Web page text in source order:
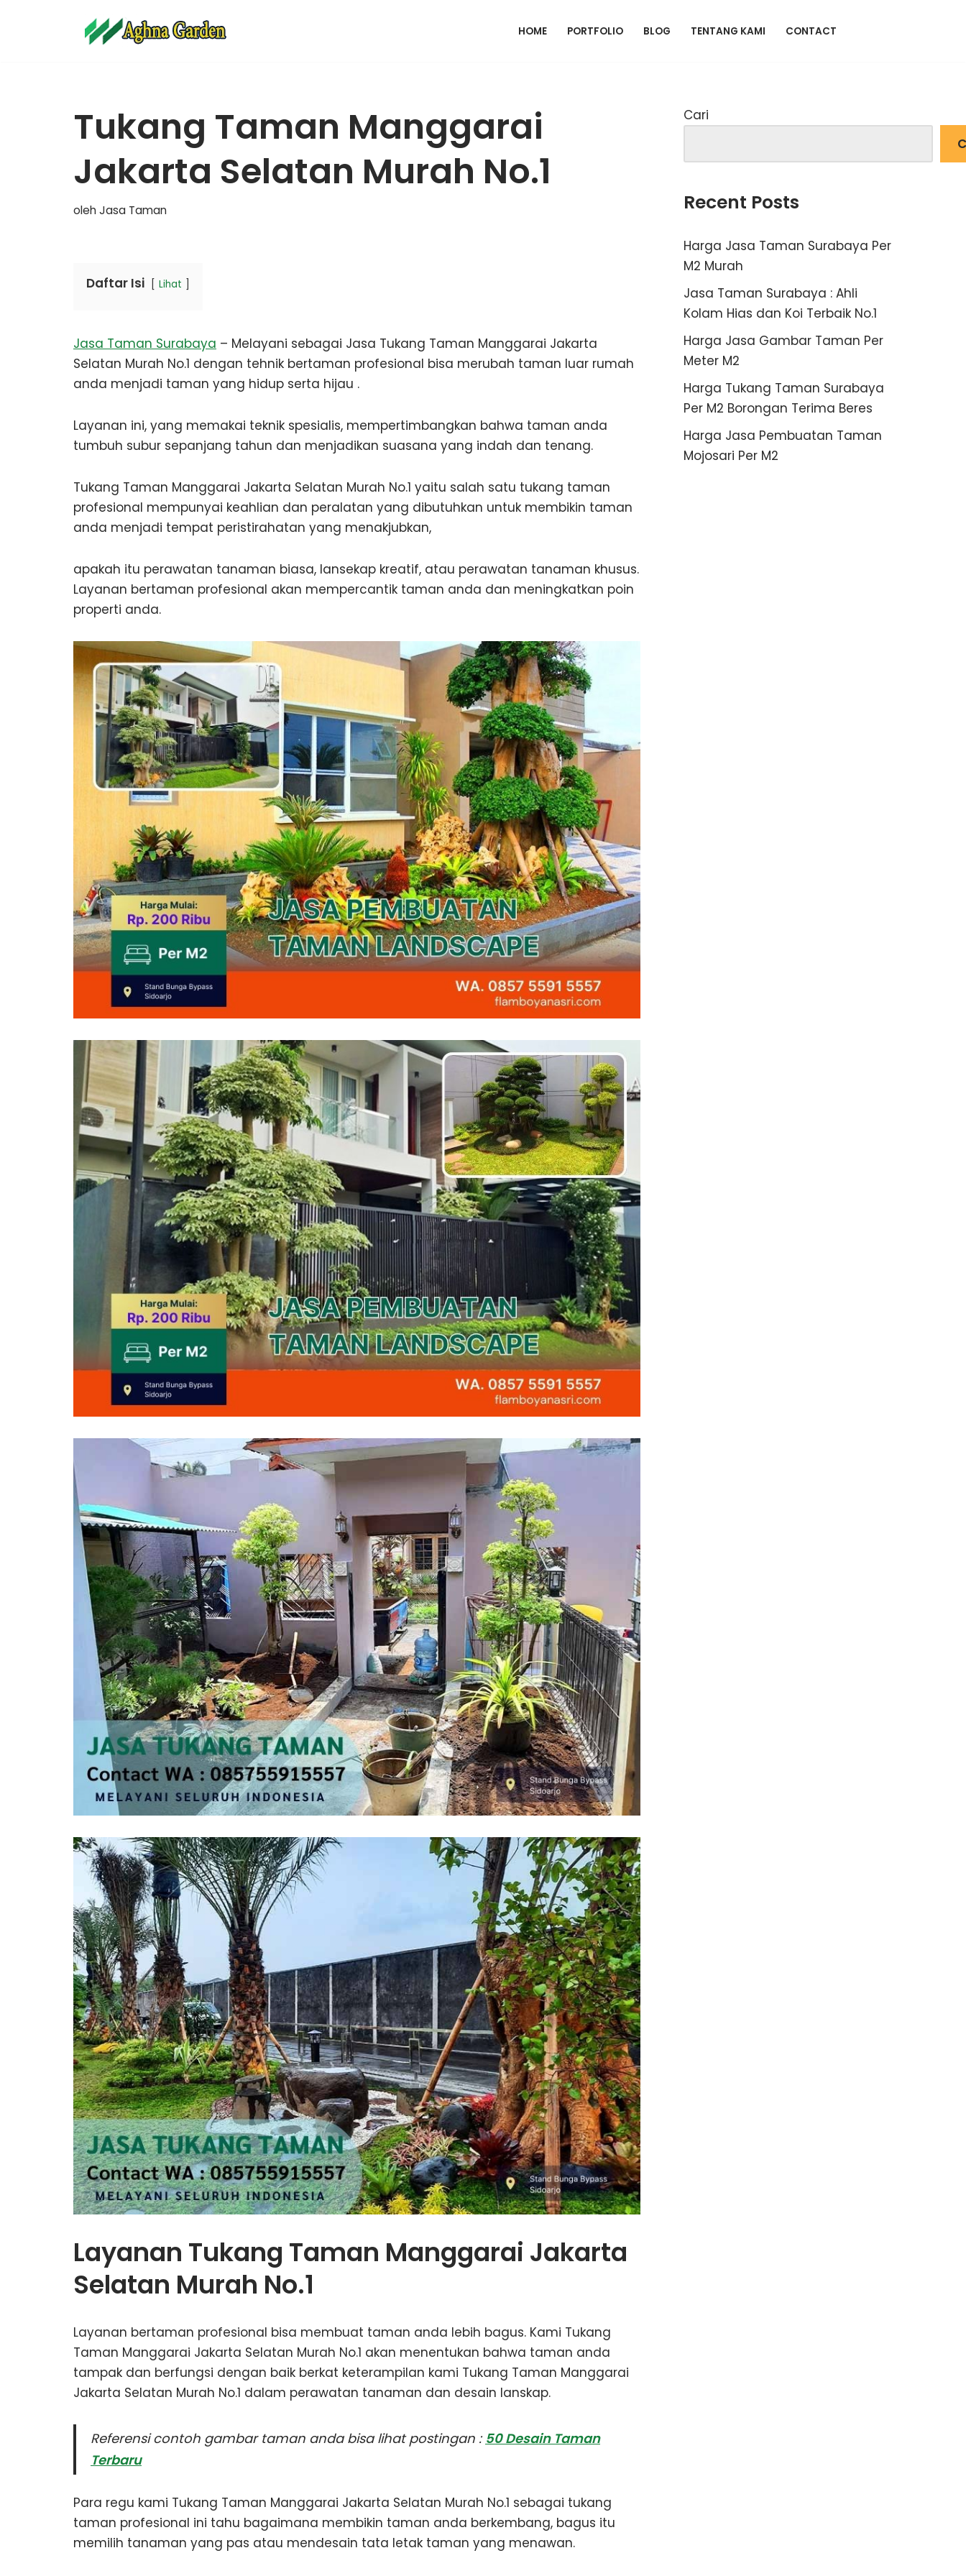
HOME PORTFOLIO BLOG TENTANG KAMI CONTACT
Tukang Taman Manggarai
Jakarta Selatan Murah No.1
olehJasa Taman
Daftar Isi Lihat
Jasa Taman Surabaya – Melayani sebagai Jasa Tukang Taman Manggarai Jakarta
Selatan Murah No.1 dengan tehnik bertaman profesional bisa merubah taman luar rumah
anda menjadi taman yang hidup serta hijau .
Layanan ini, yang memakai teknik spesialis, mempertimbangkan bahwa taman anda
tumbuh subur sepanjang tahun dan menjadikan suasana yang indah dan tenang.
Tukang Taman Manggarai Jakarta Selatan Murah No.1 yaitu salah satu tukang taman
profesional mempunyai keahlian dan peralatan yang dibutuhkan untuk membikin taman
anda menjadi tempat peristirahatan yang menakjubkan,
apakah itu perawatan tanaman biasa, lansekap kreatif, atau perawatan tanaman khusus.
Layanan bertaman profesional akan mempercantik taman anda dan meningkatkan poin
properti anda.
Layanan Tukang Taman Manggarai Jakarta
Selatan Murah No.1
Layanan bertaman profesional bisa membuat taman anda lebih bagus. Kami Tukang
Taman Manggarai Jakarta Selatan Murah No.1 akan menentukan bahwa taman anda
tampak dan berfungsi dengan baik berkat keterampilan kami Tukang Taman Manggarai
Jakarta Selatan Murah No.1 dalam perawatan tanaman dan desain lanskap.
Referensi contoh gambar taman anda bisa lihat postingan : 50 Desain Taman
Terbaru
Para regu kami Tukang Taman Manggarai Jakarta Selatan Murah No.1 sebagai tukang
taman profesional ini tahu bagaimana membikin taman anda berkembang, bagus itu
memilih tanaman yang pas atau mendesain tata letak taman yang menawan.
Cari
Recent Posts
Harga Jasa Taman Surabaya Per
M2 Murah
Jasa Taman Surabaya : Ahli
Kolam Hias dan Koi Terbaik No.1
Harga Jasa Gambar Taman Per
Meter M2
Harga Tukang Taman Surabaya
Per M2 Borongan Terima Beres
Harga Jasa Pembuatan Taman
Mojosari Per M2